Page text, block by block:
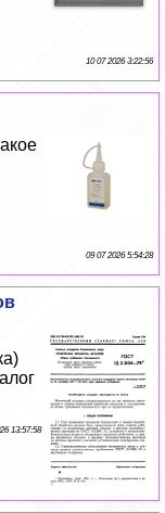
10 07 2026 3:22:56
09 07 2026 5:54:28
13:57:58